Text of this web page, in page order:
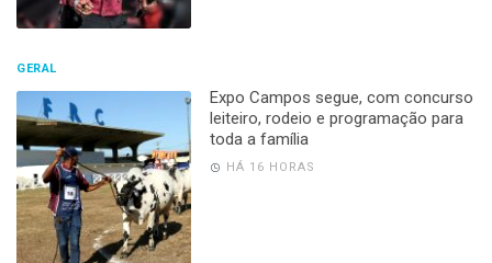
GERAL
Expo Campos segue, com concurso
leiteiro, rodeio e programação para
toda a família
HÁ 16 HORAS